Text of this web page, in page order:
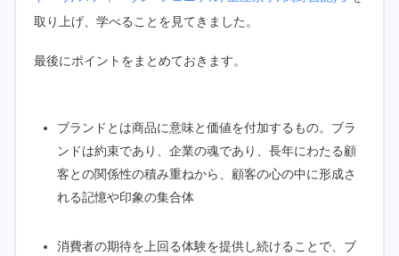
取り上げ、学べることを見てきました。
最後にポイントをまとめておきます。
ブランドとは商品に意味と価値を付加するもの。ブラ
ンドは約束であり、企業の魂であり、長年にわたる顧
客との関係性の積み重ねから、顧客の心の中に形成さ
れる記憶や印象の集合体
消費者の期待を上回る体験を提供し続けることで、ブ